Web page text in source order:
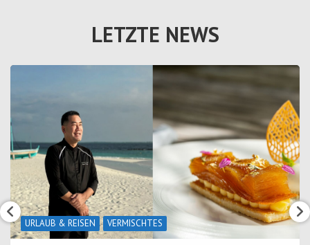
LETZTE NEWS
URLAUB & REISEN VERMISCHTES